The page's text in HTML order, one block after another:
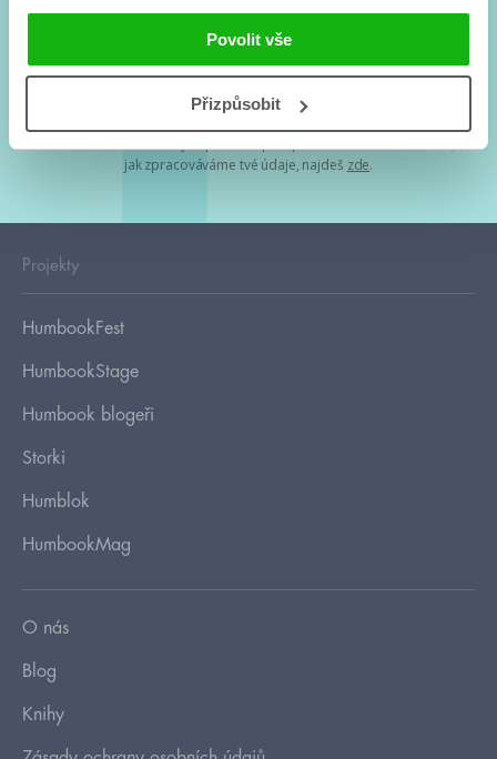
Povolit vše
Přizpůsobit
Souhlasím spodmínkami zpracování osobních údajů
Tvá e-mailová adresa je u nás v bezpečí. Přečti si
jak zpracováváme tvé údaje, najdeš zde.
Projekty
HumbookFest
HumbookStage
Humbook blogeři
Storki
Humblok
HumbookMag
O nás
Blog
Knihy